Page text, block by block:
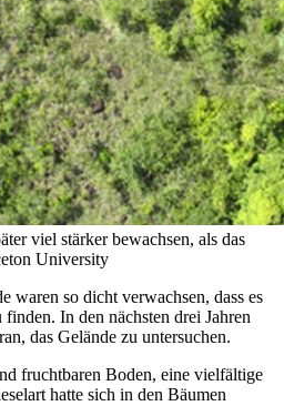
viel stärker bewachsen, als das
University
waren so dicht verwachsen, dass es
In den nächsten drei Jahren
das Gelände zu untersuchen.
fruchtbaren Boden, eine vielfältige
hatte sich in den Bäumen